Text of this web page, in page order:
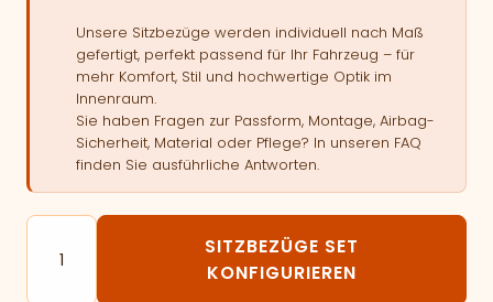
Unsere Sitzbezüge werden individuell nach Maß
gefertigt, perfekt passend für Ihr Fahrzeug – für
mehr Komfort, Stil und hochwertige Optik im
Innenraum.
Sie haben Fragen zur Passform, Montage, Airbag-
Sicherheit, Material oder Pflege? In unseren FAQ
finden Sie ausführliche Antworten.
Autositzbezüge passend für OPEL Zafira B van - 5
SITZBEZÜGE SET
KONFIGURIEREN